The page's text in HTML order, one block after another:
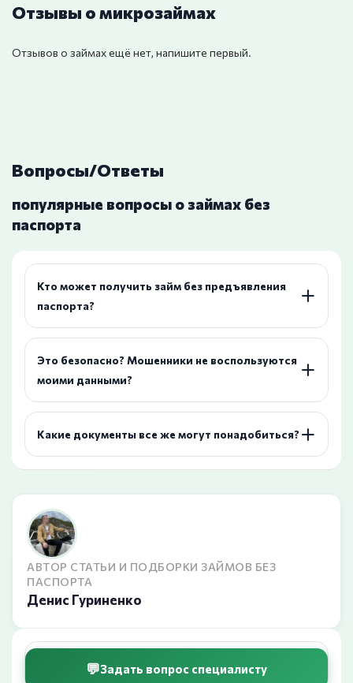
Отзывы о микрозаймах
Отзывов о займах ещё нет, напишите первый.
Вопросы/Ответы
популярные вопросы о займах без
паспорта
Кто может получить займ без предъявления
паспорта?
Это безопасно? Мошенники не воспользуются
моими данными?
Какие документы все же могут понадобиться?
АВТОР СТАТЬИ И ПОДБОРКИ ЗАЙМОВ БЕЗ
ПАСПОРТА
Денис Гуриненко
Задать вопрос специалисту